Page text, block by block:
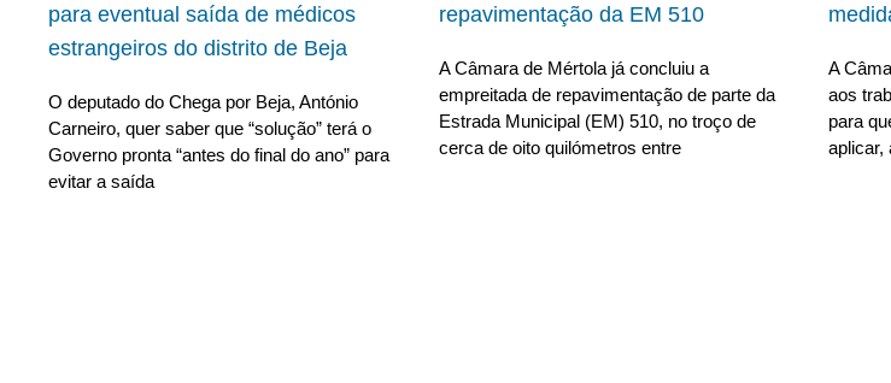
para eventual saída de médicos
estrangeiros do distrito de Beja
O deputado do Chega por Beja, António
Carneiro, quer saber que “solução” terá o
Governo pronta “antes do final do ano” para
evitar a saída
repavimentação da EM 510
A Câmara de Mértola já concluiu a
empreitada de repavimentação de parte da
Estrada Municipal (EM) 510, no troço de
cerca de oito quilómetros entre
A
aos
para
aplicar,